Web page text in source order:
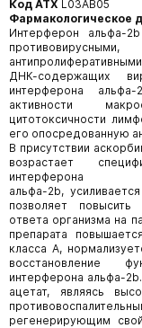
Код АТХ L03АВ05
Фармакологическое
Интерферон альфа-
ДНК-содержащих
интерферона
активности
цитотоксичности
его опосредованную
В присутствии
возрастает
интерферона
альфа-2b,
позволяет повысить
ответа организма на
препарата
класса А,
восстановление
интерферона альфа-
ацетат, являясь
регенерирующим